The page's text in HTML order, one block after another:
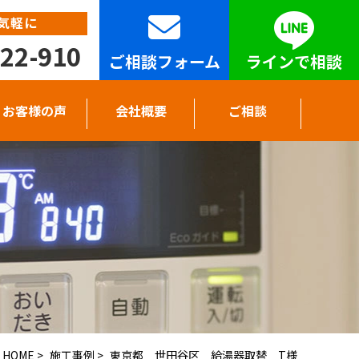
軽に
910 ご相談フォーム ラインで相談
お客様の声 会社概要 ご相談
HOME > 施工事例 > 東京都 世田谷区 給湯器取替 T様